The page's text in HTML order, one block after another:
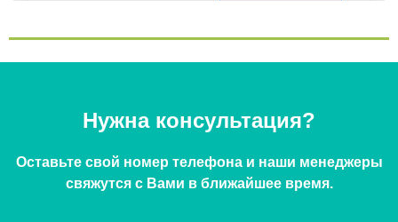
Нужна консультация?
Оставьте свой номер телефона и наши менеджеры
свяжутся с Вами в ближайшее время.